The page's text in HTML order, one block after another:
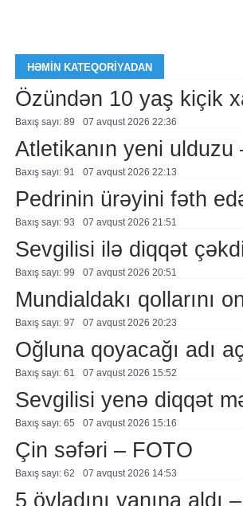
HƏMIN KATEQORIYADAN
Özündən 10 yaş kiçik
Baxış sayı: 89 07 avqust 2026 22:36
Atletikanın yeni ulduzu
Baxış sayı: 91 07 avqust 2026 22:13
Pedrinin ürəyini fəth
Baxış sayı: 93 07 avqust 2026 21:51
Sevgilisi ilə diqqət
Baxış sayı: 99 07 avqust 2026 20:51
Mundialdakı qollarını
Baxış sayı: 97 07 avqust 2026 20:23
Oğluna qoyacağı adı
Baxış sayı: 61 07 avqust 2026 15:52
Sevgilisi yenə diqqət
Baxış sayı: 65 07 avqust 2026 15:16
Çin səfəri – FOTO
Baxış sayı: 62 07 avqust 2026 14:53
5 övladını yanına aldı